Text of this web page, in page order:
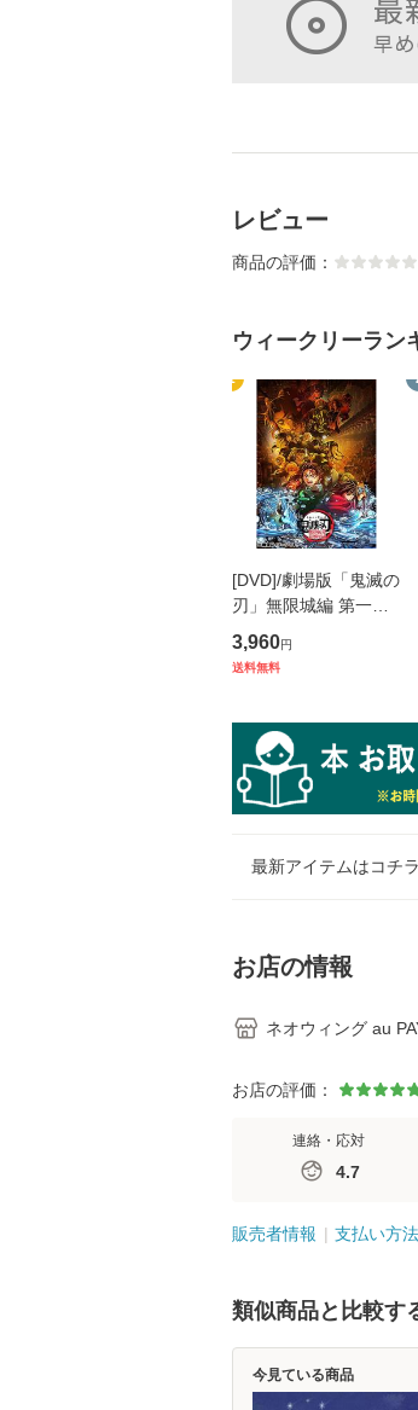
レビュー
商品の評価：
ウィークリーラン
1
[DVD]/劇場版「鬼滅の
刃」無限城編 第一章
猗窩座再来 [通常版]/
アニメ/ANSB-18501
3,960円
送料無料
最新アイテムはコチラ
お店の情報
ネオウィング au
お店の評価：
連絡・応対
4.7
販売者情報 支払い方法
類似商品と比較す
今見ている商品